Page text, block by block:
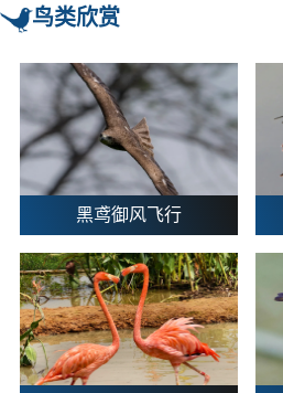
鸟类欣赏
黑鸢御风飞行